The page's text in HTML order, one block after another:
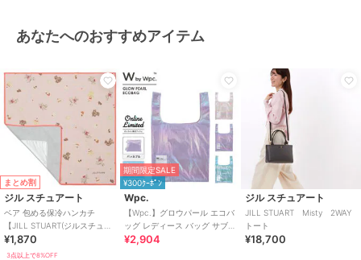
あなたへのおすすめアイテム
まとめ割
ジル スチュアート
ベア 包める保冷ハンカチ
【JILL STUART(ジルスチュア
ート)】
¥1,870
3点以上で8%OFF
期間限定SALE
¥300ｸｰﾎﾟﾝ
Wpc.
【Wpc.】グロウパール エコバ
ッグ レディース バッグ サブバ
ッグ
¥2,904
ジル スチュアート
JILL STUART Misty 2WAY
トート
¥18,700